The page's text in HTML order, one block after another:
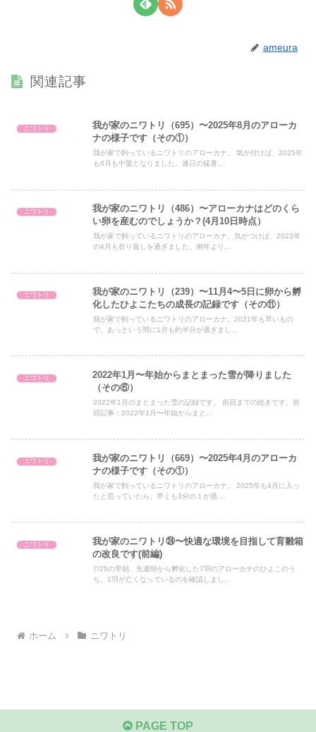
ameura
関連記事
ニワトリ
我が家のニワトリ（695）〜2025年8月のアローカ
ナの様子です（その①）
我が家で飼っているニワトリのアローカナ。 気が付けば、2025年
も8月も中盤となりました。連日の猛暑...
ニワトリ
我が家のニワトリ（486）〜アローカナはどのくら
い卵を産むのでしょうか？(4月10日時点）
我が家で飼っているニワトリのアローカナ。気がつけば、2023年
の4月も折り返しを過ぎました。例年より...
ニワトリ
我が家のニワトリ（239）〜11月4〜5日に卵から孵
化したひよこたちの成長の記録です（その⑪）
我が家で飼っているニワトリのアローカナ。2021年も早いもの
で、あっという間に1月も約半分が過ぎまし...
ニワトリ
2022年1月〜年始からまとまった雪が降りました
（その⑥）
2022年1月のまとまった雪の記録です。 前回までの続きです。前
回記事：2022年1月〜年始からまと...
ニワトリ
我が家のニワトリ（669）〜2025年4月のアローカ
ナの様子です（その①）
我が家で飼っているニワトリのアローカナ。 2025年も4月に入っ
たと思っていたら、早くも3分の１が過...
ニワトリ
我が家のニワトリ㉔〜快適な環境を目指して育雛箱
の改良です(前編)
7/25の早朝、先週卵から孵化した7羽のアローカナのひよこのう
ち、1羽が亡くなっているのを確認しまし...
ホーム ニワトリ
PAGE TOP